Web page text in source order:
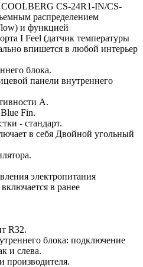
COOLBERG CS-24R1-IN/CS-
распределением
и функцией
I Feel (датчик температуры
впишется в любой интерьер
блока.
панели внутреннего
А.
Fin.
- стандарт.
в себя Двойной угольный
электропитания
в ранее
R32.
блока: подключение
и слева.
производителя.